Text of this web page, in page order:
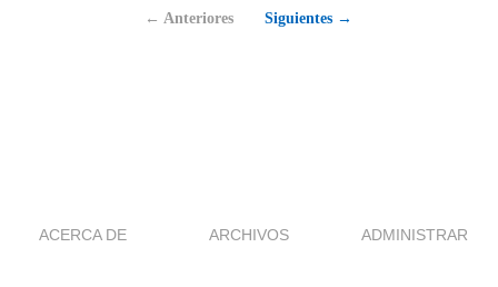
← Anteriores Siguientes →
ACERCA DE ARCHIVOS ADMINISTRAR